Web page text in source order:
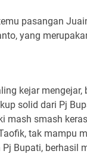
pasangan
yang
kejar mengejar,
solid dari Pj
mash smash
tak mampu
Bupati, berhasil